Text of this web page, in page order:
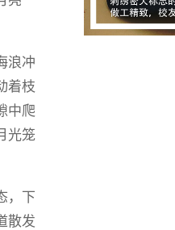
浪冲
着枝
中爬
光笼
，下
散发